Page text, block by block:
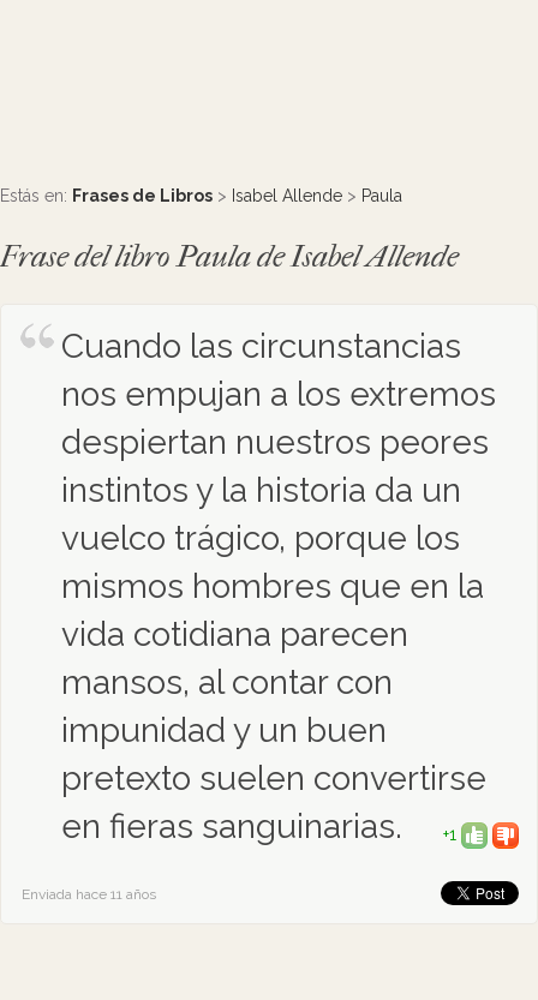
Estás en: Frases de Libros > Isabel Allende > Paula
Frase del libro Paula de Isabel Allende
Cuando las circunstancias
nos empujan a los extremos
despiertan nuestros peores
instintos y la historia da un
vuelco trágico, porque los
mismos hombres que en la
vida cotidiana parecen
mansos, al contar con
impunidad y un buen
pretexto suelen convertirse
en fieras sanguinarias.
+1
Enviada hace 11 años